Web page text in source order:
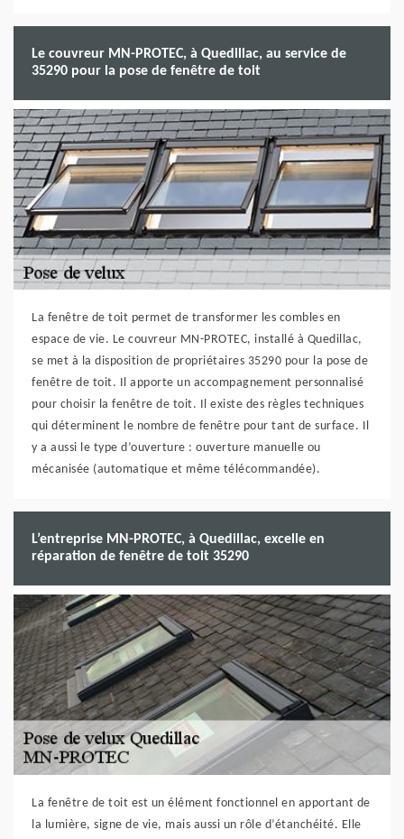
Le couvreur MN-PROTEC, à Quedillac, au service de
35290 pour la pose de fenêtre de toit
La fenêtre de toit permet de transformer les combles en
espace de vie. Le couvreur MN-PROTEC, installé à Quedillac,
se met à la disposition de propriétaires 35290 pour la pose de
fenêtre de toit. Il apporte un accompagnement personnalisé
pour choisir la fenêtre de toit. Il existe des règles techniques
qui déterminent le nombre de fenêtre pour tant de surface. Il
y a aussi le type d’ouverture : ouverture manuelle ou
mécanisée (automatique et même télécommandée).
L’entreprise MN-PROTEC, à Quedillac, excelle en
réparation de fenêtre de toit 35290
La fenêtre de toit est un élément fonctionnel en apportant de
la lumière, signe de vie, mais aussi un rôle d’étanchéité. Elle